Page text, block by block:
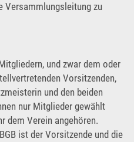
Versammlungsleitung zu
und zwar dem oder
Vorsitzenden,
und den beiden
nur Mitglieder gewählt
dem Verein angehören.
ist der Vorsitzende und die